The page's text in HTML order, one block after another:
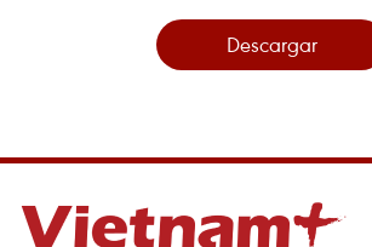
Descargar